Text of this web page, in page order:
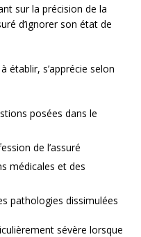
sur la précision de la
d’ignorer son état de
établir, s’apprécie selon
posées dans le
de l’assuré
médicales et des
pathologies dissimulées
sévère lorsque